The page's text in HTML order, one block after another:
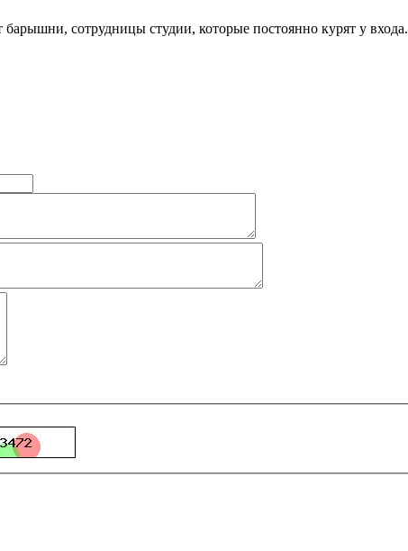
барышни, сотрудницы студии, которые постоянно курят у